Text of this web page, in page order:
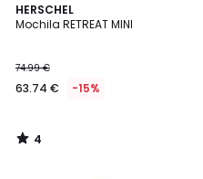
HERSCHEL
Mochila RETREAT MINI
74.99 €
63.74 € -15%
4
/
4
/